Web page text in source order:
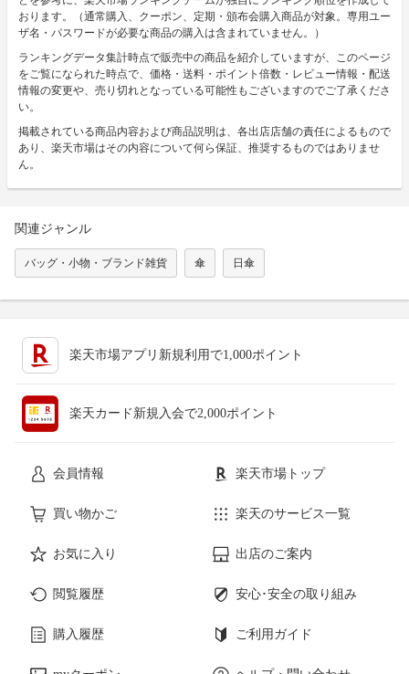
おります。（通常購入、クーポン、定期・頒布会購入商品が対象。専用ユー
ザ名・パスワードが必要な商品の購入は含まれていません。）
ランキングデータ集計時点で販売中の商品を紹介していますが、このページ
をご覧になられた時点で、価格・送料・ポイント倍数・レビュー情報・配送
情報の変更や、売り切れとなっている可能性もございますのでご了承くださ
い。
掲載されている商品内容および商品説明は、各出店店舗の責任によるもので
あり、楽天市場はその内容について何ら保証、推奨するものではありませ
ん。
関連ジャンル
バッグ・小物・ブランド雑貨 傘 日傘
楽天市場アプリ新規利用で1,000ポイント
楽天カード新規入会で2,000ポイント
会員情報 楽天市場トップ
買い物かご 楽天のサービス一覧
お気に入り 出店のご案内
閲覧履歴 安心･安全の取り組み
購入履歴 ご利用ガイド